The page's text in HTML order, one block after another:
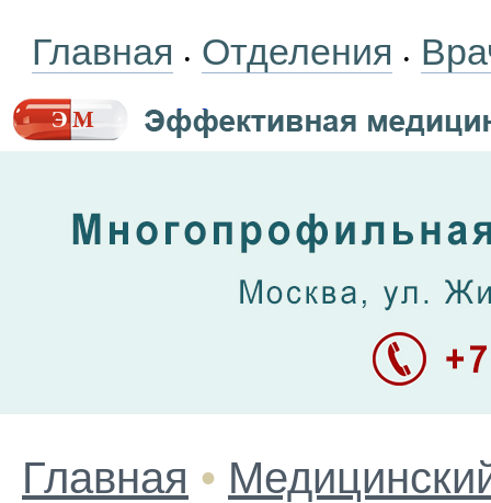
Главная • Отделения •
Главная •